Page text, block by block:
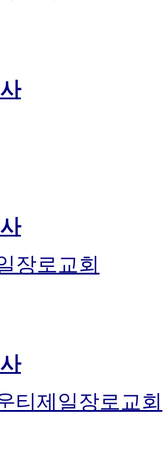
장로교회
티제일장로교회